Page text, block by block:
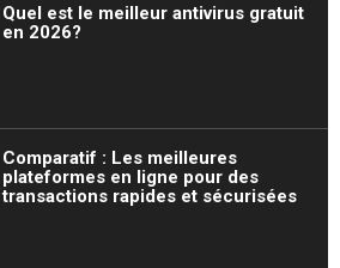
Quel est le meilleur antivirus gratuit
en 2026?
Comparatif : Les meilleures
plateformes en ligne pour des
transactions rapides et sécurisées